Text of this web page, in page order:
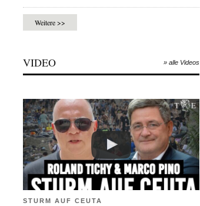
Weitere >>
VIDEO » alle Videos
STURM AUF CEUTA